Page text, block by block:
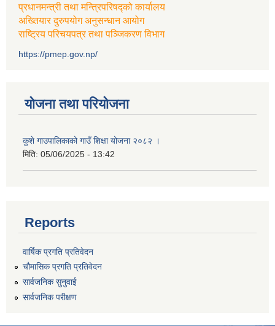
प्रधानमन्त्री तथा मन्त्रिपरिषद्को कार्यालय
अख्तियार दुरुपयोग अनुसन्धान आयोग
राष्ट्रिय परिचयपत्र तथा पञ्जिकरण विभाग
https://pmep.gov.np/
योजना तथा परियोजना
कुशे गाउपालिकाको गाउँ शिक्षा योजना २०८२ ।
मिति: 05/06/2025 - 13:42
Reports
वार्षिक प्रगति प्रतिवेदन
चौमासिक प्रगति प्रतिवेदन
सार्वजनिक सुनुवाई
सार्वजनिक परीक्षण